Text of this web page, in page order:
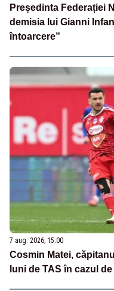
Președinta Federației
demisia lui Gianni
întoarcere”
7 aug. 2026, 15:00
Cosmin Matei,
luni de TAS în cazul